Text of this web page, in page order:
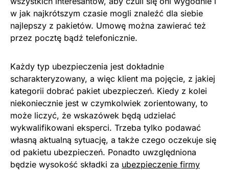
w jak najkrótszym czasie mogli znaleźć dla siebie
najlepszy z pakietów. Umowę można zawierać też
przez pocztę bądź telefonicznie.
Każdy typ ubezpieczenia jest dokładnie
scharakteryzowany, a więc klient ma pojęcie, z jakiej
kategorii dobrać pakiet ubezpieczeń. Kiedy z kolei
niekoniecznie jest w czymkolwiek zorientowany, to
może liczyć, że wskazówek będą udzielać
wykwalifikowani eksperci. Trzeba tylko podawać
własną aktualną sytuację, a także czego oczekuje się
od pakietu ubezpieczeń. Ponadto uwzględniona
będzie wysokość składki za ubezpieczenie firmy